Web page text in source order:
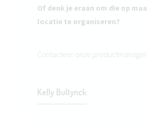
Of denk je eraan om die op
locatie te organiseren?
Contacteer onze productmanager
Kelly Bultynck